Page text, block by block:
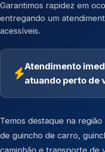
Garantimos rapidez em
entregando um
acessíveis.
Atendimento
atuando perto de
Temos destaque na
de guincho de carro,
caminhão e transporte de